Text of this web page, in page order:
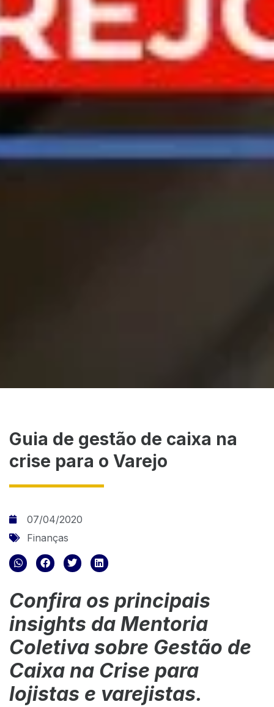
Guia de gestão de caixa na
crise para o Varejo
07/04/2020
Finanças
Confira os principais
insights da Mentoria
Coletiva sobre Gestão de
Caixa na Crise para
lojistas e varejistas.